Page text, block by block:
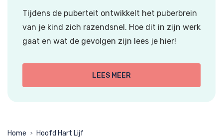
Tijdens de puberteit ontwikkelt het puberbrein
van je kind zich razendsnel. Hoe dit in zijn werk
gaat en wat de gevolgen zijn lees je hier!
LEES MEER
Home > Hoofd Hart Lijf